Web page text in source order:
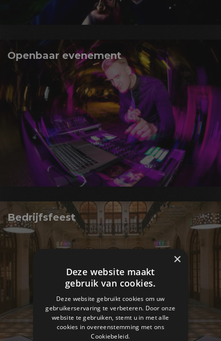
Openbaar evenement
Bedrijfsfeest
×
Deze website maakt
gebruik van cookies.
Deze website gebruikt cookies om uw
gebruikerservaring te verbeteren. Door onze
website te gebruiken, stemt u in met alle
cookies in overeenstemming met ons
Cookiebeleid.